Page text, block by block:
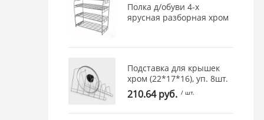
Полка д/обуви 4-х
ярусная разборная хром
Подставка для крышек
хром (22*17*16), уп. 8шт.
210.64 руб. / шт.